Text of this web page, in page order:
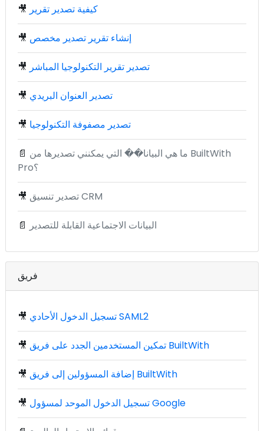
🎥 كيفية تصدير تقرير
🎥 إنشاء تقرير تصدير مخصص
🎥 تصدير تقرير التكنولوجيا المباشر
🎥 تصدير العنوان البريدي
🎥 تصدير مصفوفة التكنولوجيا
📄 ما هي البيانا�� التي يمكنني تصديرها من BuiltWith
Pro؟
🎥 تصدير تنسيق CRM
📄 البيانات الاجتماعية القابلة للتصدير
فريق
🎥 تسجيل الدخول الأحادي SAML2
🎥 تمكين المستخدمين الجدد على فريق BuiltWith
🎥 إضافة المسؤولين إلى فريق BuiltWith
🎥 تسجيل الدخول الموحد لمسؤول Google